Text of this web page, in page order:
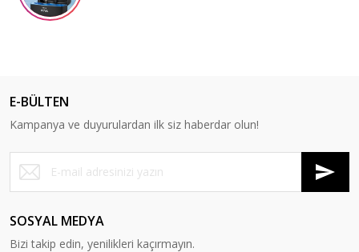
E-BÜLTEN
Kampanya ve duyurulardan ilk siz haberdar olun!
SOSYAL MEDYA
Bizi takip edin, yenilikleri kaçırmayın.